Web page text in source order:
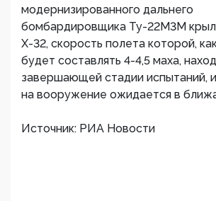
модернизированного дальнего
бомбардировщика Ту-22М3М
Х-32, скорость полета которой,
будет составлять 4-4,5 маха,
завершающей стадии испытаний,
на вооружение ожидается в
Источник: РИА Новости